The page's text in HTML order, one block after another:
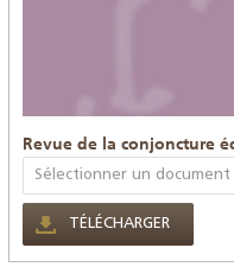
Revue de la conjoncture
TÉLÉCHARGER